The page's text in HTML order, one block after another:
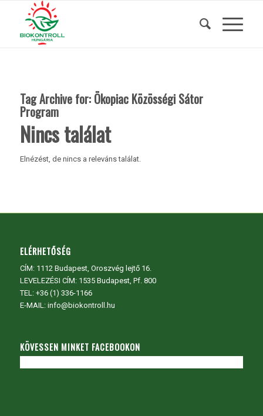
Tag Archive for: Ökopiac Közösségi Sátor
Program
Nincs találat
Elnézést, de nincs a releváns találat.
ELÉRHETŐSÉG
CÍM: 1112 Budapest, Oroszvég lejtő 16.
LEVELEZÉSI CÍM: 1535 Budapest, Pf. 800
TEL: +36 (1) 336-1166
E-MAIL: info@biokontroll.hu
KÖVESSEN MINKET FACEBOOKON